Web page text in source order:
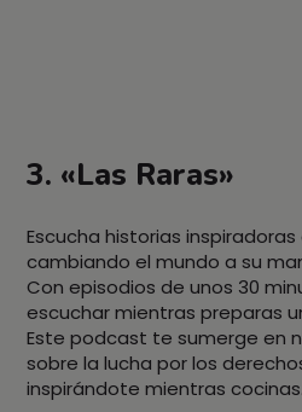
3. «Las Raras»
Escucha historias
cambiando el mundo a su
Con episodios de unos 30
escuchar mientras preparas
Este podcast te sumerge en
sobre la lucha por los
inspirándote mientras cocinas.